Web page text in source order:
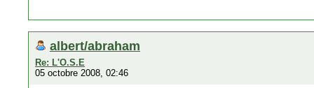
albert/abraham
Re: L'O.S.E
05 octobre 2008, 02:46